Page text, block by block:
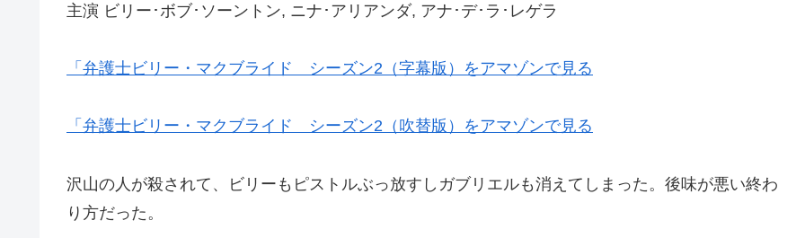
主演 ビリー･ボブ･ソーントン, ニナ･アリアンダ, アナ･デ･ラ･レゲラ
「弁護士ビリー・マクブライド シーズン2（字幕版）をアマゾンで見る
「弁護士ビリー・マクブライド シーズン2（吹替版）をアマゾンで見る
沢山の人が殺されて、ビリーもピストルぶっ放すしガブリエルも消えてしまった。後味が悪い終わ
り方だった。